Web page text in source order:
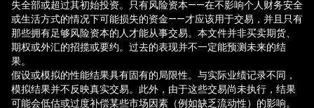
失全部或超过其初始投资。只有风险资本——在不影响个人财务安全
或生活方式的情况下可能损失的资金——才应该用于交易，并且只有
那些拥有足够风险资本的人才能从事交易。本文件并非买卖期货、
期权或外汇的招揽或要约。过去的表现并不一定能预测未来的结
果。
假设或模拟的性能结果具有固有的局限性。与实际业绩记录不同，
模拟结果并不反映真实交易。此外，由于这些交易尚未执行，结果
可能会低估或过度补偿某些市场因素（例如缺乏流动性）的影响。